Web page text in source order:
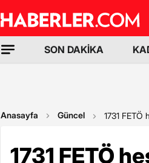
SON DAKİKA
Anasayfa Güncel 1731 FETÖ
1731 FETÖ